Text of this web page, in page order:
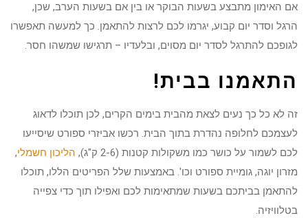
אם האימון מתבצע בשעות הבוקר או בין אם בשעות הערב, שכן,
הרגל וסדר יום קבוע, יגרמו לכם לרצות להתאמן. כך למעשה תאפשרו
לגופכם להתרגל לסדר יום מסוים, ובלעדיו – תרגישו שמשהו חסר.
התאמנו בבית!
זה לא כל כך נעים לצאת מהבית בימים הקרים, לכן תוכלו לדאוג
לעצמכם לחלופה נהדרת בתוך הבית. רכשו אביזרי ספורט שיסייעו
לכם לשמור על כושר כמו משקולות קטנות (2-6 ק"ג),
הליכון חשמלי,
מזרון יוגה, גומיית ספורט וכו'. באמצעות שלל הפריטים הללו, תוכלו
להתאמן בביתכם בשעות שמתאימות לכם ואפילו תוך כדי צפייה
בטלוויזיה.